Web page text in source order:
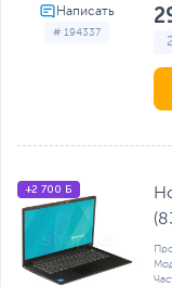
# 194337
+2 700 Б